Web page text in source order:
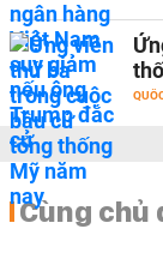
Cùng chủ